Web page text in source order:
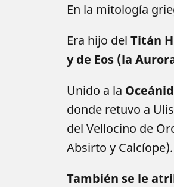
En la mitología
Era hijo del Titán
y de Eos (la
Unido a la
donde retuvo a
del Vellocino de
Absirto y Calcíope).
También se le